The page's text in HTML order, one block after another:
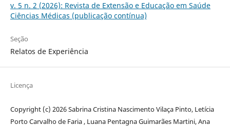
v. 5 n. 2 (2026): Revista de Extensão e Educação em Saúde
Ciências Médicas (publicação contínua)
Seção
Relatos de Experiência
Licença
Copyright (c) 2026 Sabrina Cristina Nascimento Vilaça Pinto, Letícia
Porto Carvalho de Faria , Luana Pentagna Guimarães Martini, Ana